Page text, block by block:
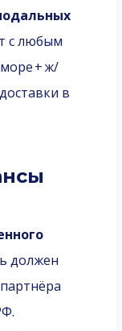
с любым
+ ж/
в
должен